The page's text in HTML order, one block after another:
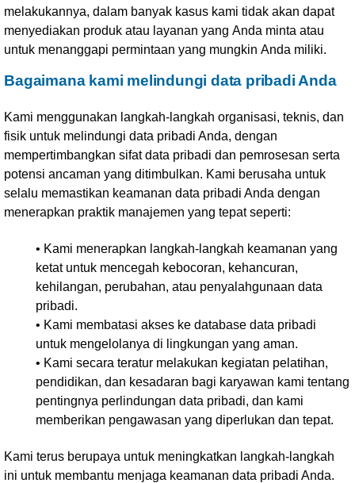
melakukannya, dalam banyak kasus kami tidak akan dapat
menyediakan produk atau layanan yang Anda minta atau
untuk menanggapi permintaan yang mungkin Anda miliki.
Bagaimana kami melindungi data pribadi Anda
Kami menggunakan langkah-langkah organisasi, teknis, dan
fisik untuk melindungi data pribadi Anda, dengan
mempertimbangkan sifat data pribadi dan pemrosesan serta
potensi ancaman yang ditimbulkan. Kami berusaha untuk
selalu memastikan keamanan data pribadi Anda dengan
menerapkan praktik manajemen yang tepat seperti:
• Kami menerapkan langkah-langkah keamanan yang
ketat untuk mencegah kebocoran, kehancuran,
kehilangan, perubahan, atau penyalahgunaan data
pribadi.
• Kami membatasi akses ke database data pribadi
untuk mengelolanya di lingkungan yang aman.
• Kami secara teratur melakukan kegiatan pelatihan,
pendidikan, dan kesadaran bagi karyawan kami tentang
pentingnya perlindungan data pribadi, dan kami
memberikan pengawasan yang diperlukan dan tepat.
Kami terus berupaya untuk meningkatkan langkah-langkah
ini untuk membantu menjaga keamanan data pribadi Anda.